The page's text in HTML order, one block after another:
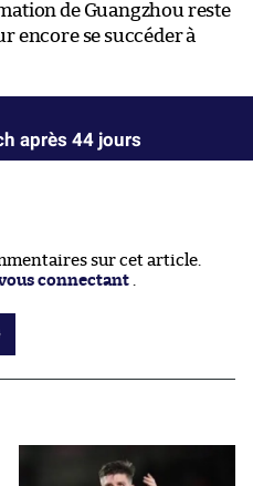
de Guangzhou reste
encore se succéder à
après 44 jours
sur cet article.
connectant .